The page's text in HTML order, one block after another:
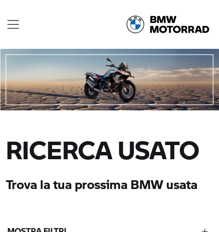
RICERCA USATO
Trova la tua prossima BMW usata